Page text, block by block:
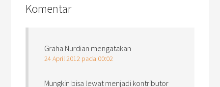
Komentar
Graha Nurdian mengatakan
24 April 2012 pada 00:02
Mungkin bisa lewat menjadi kontributor